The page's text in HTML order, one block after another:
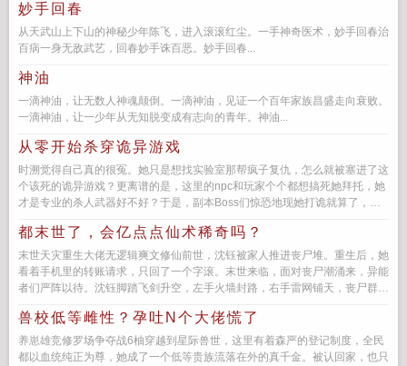
妙手回春
从天武山上下山的神秘少年陈飞，进入滚滚红尘。一手神奇医术，妙手回春治
百病一身无敌武艺，回春妙手诛百恶。妙手回春...
神油
一滴神油，让无数人神魂颠倒。一滴神油，见证一个百年家族昌盛走向衰败。
一滴神油，让一少年从无知脱变成有志向的青年。神油...
从零开始杀穿诡异游戏
时溯觉得自己真的很冤。她只是想找实验室那帮疯子复仇，怎么就被塞进了这
个该死的诡异游戏？更离谱的是，这里的npc和玩家个个都想搞死她拜托，她
才是专业的杀人武器好不好？于是，副本Boss们惊恐地现她打诡就算了，怎
都末世了，会亿点点仙术稀奇吗？
末世天灾重生大佬无逻辑爽文修仙前世，沈钰被家人推进丧尸堆。重生后，她
看着手机里的转账请求，只回了一个字滚。末世来临，面对丧尸潮涌来，异能
者们严阵以待。沈钰脚踏飞剑升空，左手火墙封路，右手雷网铺天，丧尸群瞬
兽校低等雌性？孕吐N个大佬慌了
养崽雄竞修罗场争夺战6柚穿越到星际兽世，这里有着森严的登记制度，全民
都以血统纯正为尊，她成了一个低等贵族流落在外的真千金。被认回家，也只